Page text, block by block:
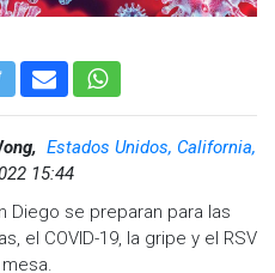
Estados Unidos, California,
15:44
Diego se preparan para las
el COVID-19, la gripe y el RSV